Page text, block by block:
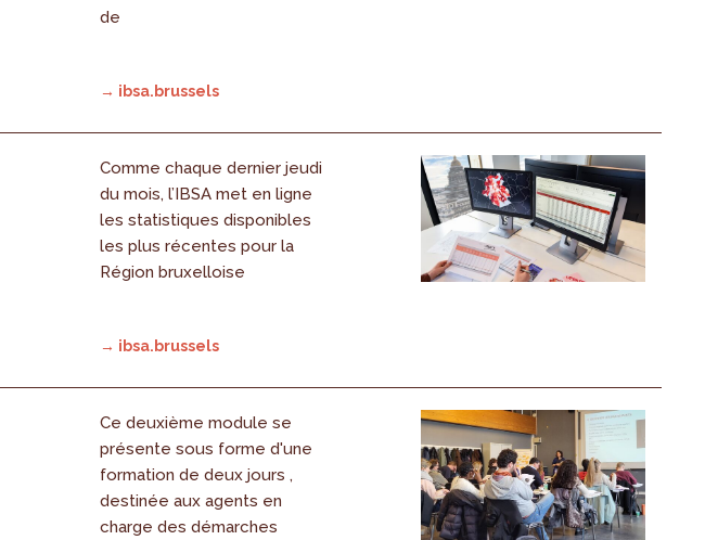
de
→ ibsa.brussels
Comme chaque dernier jeudi
du mois, l’IBSA met en ligne
les statistiques disponibles
les plus récentes pour la
Région bruxelloise
→ ibsa.brussels
Ce deuxième module se
présente sous forme d'une
formation de deux jours ,
destinée aux agents en
charge des démarches